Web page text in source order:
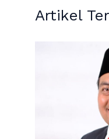
Artikel